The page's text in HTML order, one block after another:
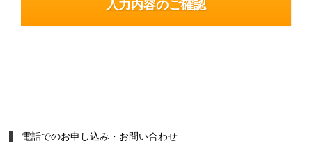
電話でのお申し込み・お問い合わせ